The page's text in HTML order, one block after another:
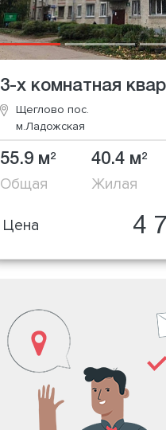
3-х комнатная
Щеглово пос.
м.Ладожская
55.9 м2
Общая
40.4 м2
Жилая
Цена 4